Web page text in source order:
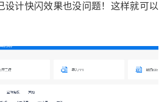
设计快闪效果也没问题！这样就可以